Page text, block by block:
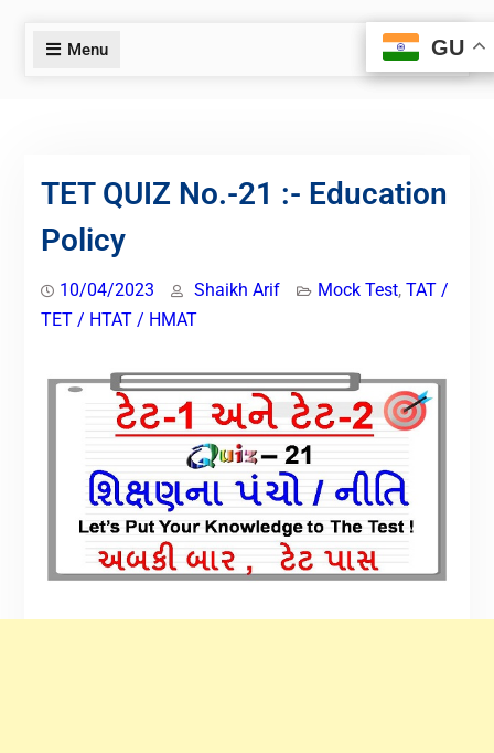
Menu
TET QUIZ No.-21 :- Education
Policy
10/04/2023 Shaikh Arif Mock Test, TAT /
TET / HTAT / HMAT
GU
GU